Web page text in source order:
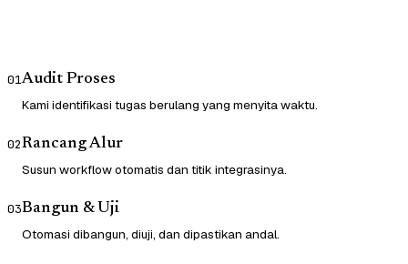
01Audit Proses
Kami identifikasi tugas berulang yang menyita waktu.
02Rancang Alur
Susun workflow otomatis dan titik integrasinya.
03Bangun & Uji
Otomasi dibangun, diuji, dan dipastikan andal.